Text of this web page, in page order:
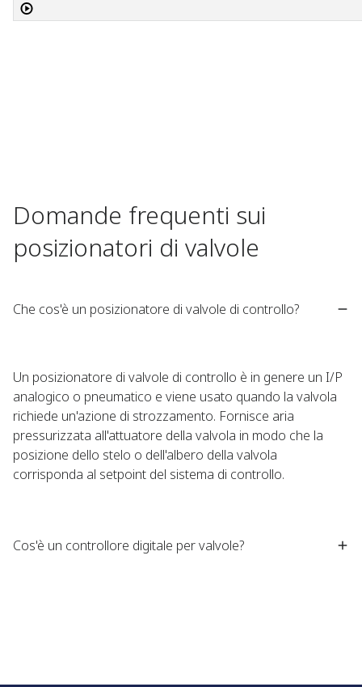
Domande frequenti sui
posizionatori di valvole
Che cos'è un posizionatore di valvole di controllo?
Un posizionatore di valvole di controllo è in genere un I/P
analogico o pneumatico e viene usato quando la valvola
richiede un'azione di strozzamento. Fornisce aria
pressurizzata all'attuatore della valvola in modo che la
posizione dello stelo o dell'albero della valvola
corrisponda al setpoint del sistema di controllo.
Cos'è un controllore digitale per valvole?